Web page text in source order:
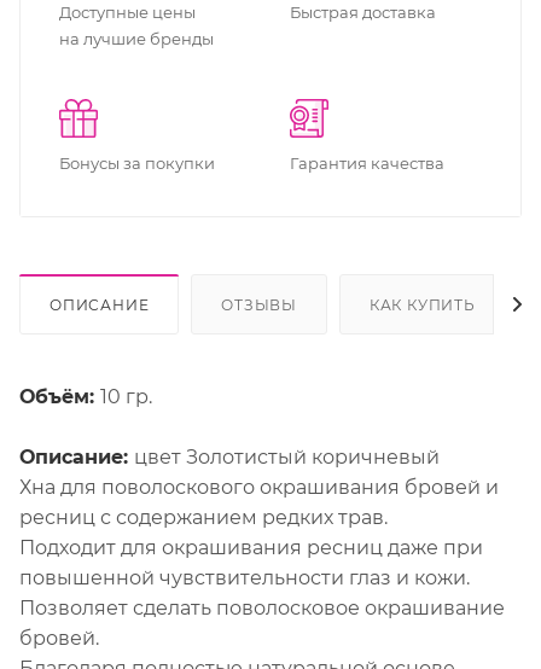
Доступные цены
на лучшие бренды
Быстрая доставка
Бонусы за покупки Гарантия качества
ОПИСАНИЕ ОТЗЫВЫ КАК КУПИТЬ
Объём: 10 гр.
Описание: цвет Золотистый коричневый
Хна для поволоскового окрашивания бровей и
ресниц с содержанием редких трав.
Подходит для окрашивания ресниц даже при
повышенной чувствительности глаз и кожи.
Позволяет сделать поволосковое окрашивание
бровей.